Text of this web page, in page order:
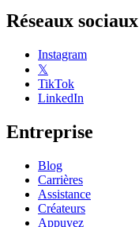
Réseaux sociaux
Instagram
𝕏
TikTok
LinkedIn
Entreprise
Blog
Carrières
Assistance
Créateurs
Appuyez